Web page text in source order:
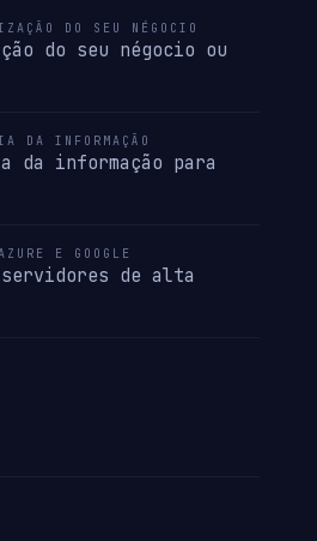
DO SEU NÉGOCIO
do seu négocio ou
DA INFORMAÇÃO
da informação para
E GOOGLE
servidores de alta